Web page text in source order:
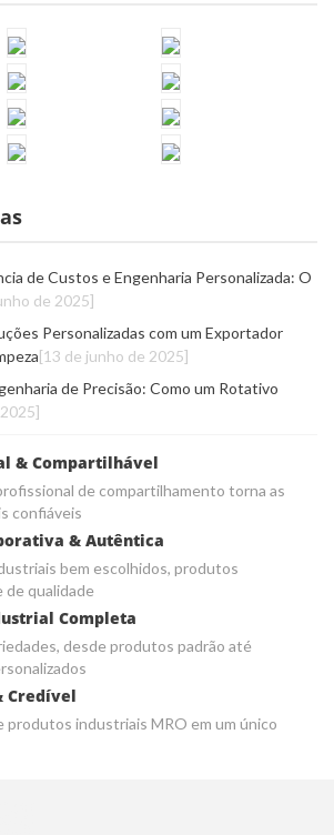
de Custos e Engenharia Personalizada: O
de 2025]
Personalizadas com um Exportador
[13 de junho de 2025]
de Precisão: Como um Rotativo
& Compartilhável
de compartilhamento torna as
confiáveis
& Autêntica
bem escolhidos, produtos
qualidade
Completa
desde produtos padrão até
Credível
produtos industriais MRO em um único